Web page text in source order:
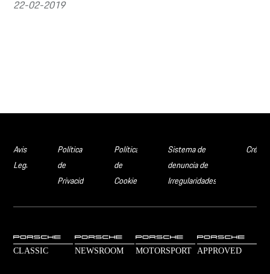
22-02-2019
Aviso
Legal
Política
de
Privacidad
Política
de
Cookies
Sistema de
denuncia de
Irregularidades